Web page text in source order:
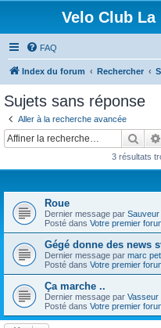
Velo Club
FAQ
Index du forum Rechercher
Sujets sans réponse
Aller à la recherche avancée
3 résultats
Roue
Dernier message par Sauveur
Posté dans Votre premier
Gégé donne des news
Dernier message par marc
Posté dans Votre premier
Ça marche ..
Dernier message par Vasseur
Posté dans Votre premier